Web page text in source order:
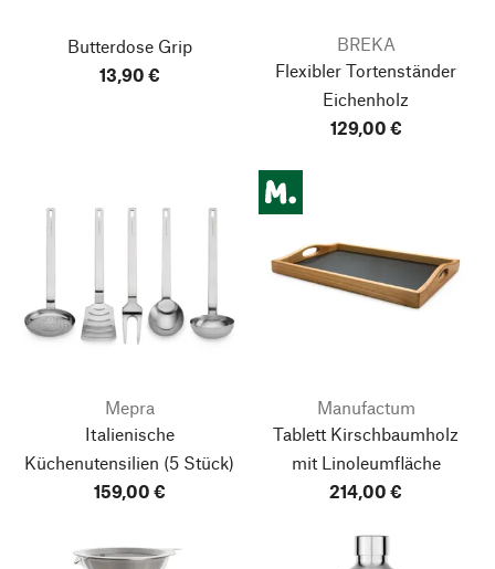
Butterdose Grip
13,90 €
BREKA
Flexibler Tortenständer
Eichenholz
129,00 €
Mepra
Italienische
Küchenutensilien (5 Stück)
159,00 €
Manufactum
Tablett Kirschbaumholz
mit Linoleumfläche
214,00 €